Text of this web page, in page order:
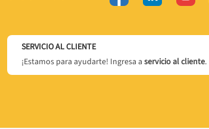
SERVICIO AL CLIENTE
¡Estamos para ayudarte! Ingresa a servicio al cliente.